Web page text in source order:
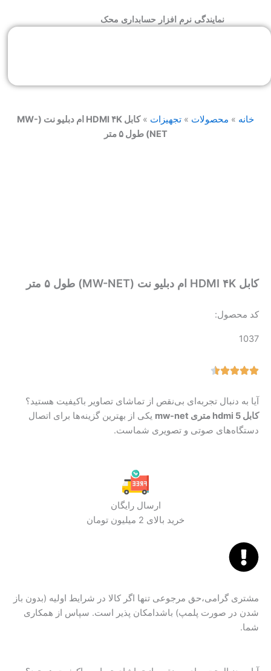
محتوا
نمایندگی نرم افزار حسابداری محک
خانه » محصولات » تجهیزات »
کابل HDMI ۴K ام دبلیو نت (MW-
NET) طول ۵ متر
کابل HDMI ۴K ام دبلیو نت (MW-NET) طول ۵ متر
کد محصول:
1037
آیا به دنبال تجربه‌ای بی‌نقص از تماشای تصاویر باکیفیت هستید؟
کابل hdmi 5 متری mw-net
یکی از بهترین گزینه‌ها برای اتصال
دستگاه‌های صوتی و تصویری شماست.
ارسال رایگان
خرید بالای 2 میلیون تومان
مشتری گرامی،حق مرجوعی تنها اگر کالا در شرایط اولیه (بدون باز
شدن در صورت پلمپ) باشدامکان پذیر است. سپاس از همکاری
شما.